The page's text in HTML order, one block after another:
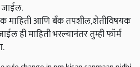
जाईल.
माहिती आणि बँक तपशील,शेतीविषयक
ही माहिती भरल्यानंतर तुम्ही फॉर्म